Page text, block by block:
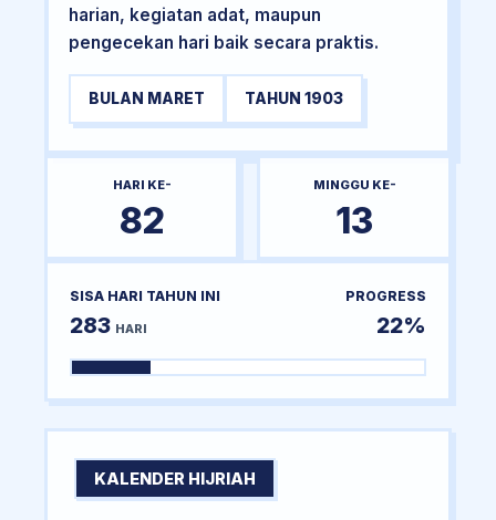
harian, kegiatan adat, maupun
pengecekan hari baik secara praktis.
BULAN MARET TAHUN 1903
HARI KE-
82
MINGGU KE-
13
SISA HARI TAHUN INI
283 HARI
PROGRESS
22%
KALENDER HIJRIAH